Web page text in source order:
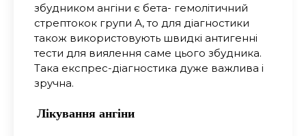
збудником ангіни є бета- гемолітичний
стрептокок групи А, то для діагностики
також використовують швидкі антигенні
тести для виялення саме цього збудника.
Така експрес-діагностика дуже важлива і
зручна.
Лікування ангіни